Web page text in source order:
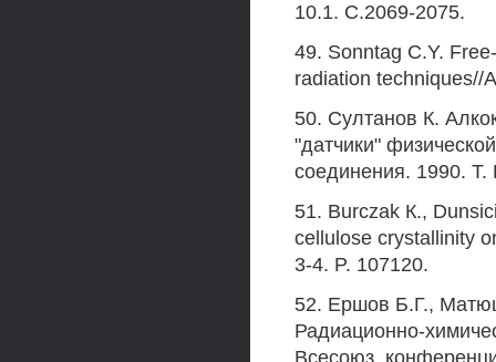
10.1. C.2069-2075.
49. Sonntag C.Y.
radiation techniques//
50. Султанов К.
"датчики"
соединения. 1990.
51. Burczak К.,
cellulose crystallinity
3-4. P. 107120.
52. Ершов Б.Г.,
Радиационно-
Всесоюз.